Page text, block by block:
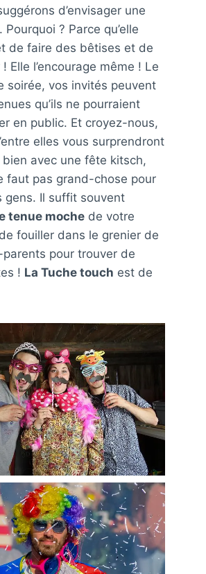
d’envisager une
. Pourquoi ? Parce qu’elle
de faire des bêtises et de
Elle l’encourage même ! Le
soirée, vos invités peuvent
qu’ils ne pourraient
en public. Et croyez-nous,
elles vous surprendront
bien avec une fête kitsch,
faut pas grand-chose pour
gens. Il suffit souvent
tenue moche de votre
fouiller dans le grenier de
pour trouver de
! La Tuche touch est de